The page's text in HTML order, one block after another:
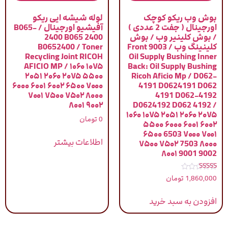
بوش وب ریکو کوچک
اورجینال ( جفت 2 عددی )
/ بوش کلینیر وب / بوش
کلینینگ وب / 9003 Front
Oil Supply Bushing Inner
Back: Oil Supply Bushing
Ricoh Aficio Mp / D062-
4191 D0624191 D062
4191 D062-4192
D0624192 D062 4192 /
۱۰۶۰ ۱۰۷۵ ۲۰۵۱ ۲۰۶۰ ۲۰۷۵
۵۵۰۰ ۶۰۰۰ ۶۰۰۱ ۶۰۰۲
۶۵۰۰ 6503 ۷۰۰۰ ۷۰۰۱
۷۵۰۰ ۷۵۰۲ 7503 ۸۰۰۰
۸۰۰۱ 9001 9002
نمره
5.00
1,860,000 تومان
افزودن به سبد خرید
لوله شیشه ایی ریکو
آفیشیو اورجینال / B065-
2400 B065 2400
B0652400 / Toner
Recycling Joint RICOH
AFICIO MP / ۱۰۶۰ ۱۰۷۵
۲۰۵۱ ۲۰۶۰ ۲۰۷۵ ۵۵۰۰
۶۰۰۰ ۶۰۰۱ ۶۰۰۲ ۶۵۰۰ ۷۰۰۰
۷۰۰۱ ۷۵۰۰ ۷۵۰۲ ۸۰۰۰
۸۰۰۱ ۹۰۰۲
0 تومان
اطلاعات بیشتر